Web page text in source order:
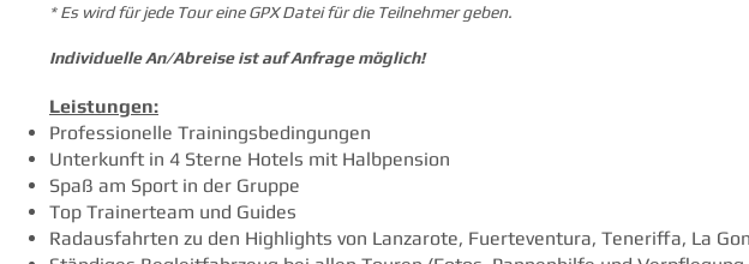
* Es wird für jede Tour eine GPX Datei für die Teilnehmer geben.
Individuelle An/Abreise ist auf Anfrage möglich!
Leistungen:
Professionelle Trainingsbedingungen
Unterkunft in 4 Sterne Hotels mit Halbpension
Spaß am Sport in der Gruppe
Top Trainerteam und Guides
Radausfahrten zu den Highlights von Lanzarote, Fuerteventura, Teneriffa, La